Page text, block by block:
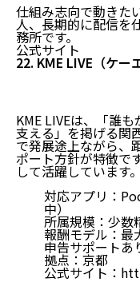
仕組み志向で動きた
人、長期的に配信を
務所です。
公式サイト
22. KME LIVE（ケー
KME LIVEは、「誰
支える」を掲げる関
で発展途上ながら、
ポート方針が特徴で
して活躍しています。
対応アプリ：
中）
所属規模：少数
報酬モデル：最
申告サポートあ
拠点：京都
公式サイト：